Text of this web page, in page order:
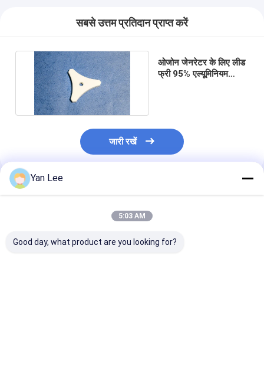
सबसे उत्तम प्रतिदान प्राप्त करें
ओजोन जेनरेटर के लिए लीड
फ्री 95% एल्यूमिनियम
जारी रखें
अनुशंसित उत्पाद
Yan Lee
5:03 AM
Good day, what product are you looking for?